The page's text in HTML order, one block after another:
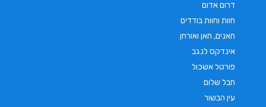
דרום אדום
חוות וחוות בודדים
חאנים, חאן ואורחן
אינדקס לנגב
פורטל אשכול
חבל שלום
עין הבשור